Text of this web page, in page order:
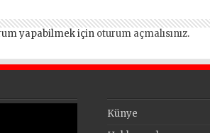
yapabilmek için oturum açmalısınız.
Künye